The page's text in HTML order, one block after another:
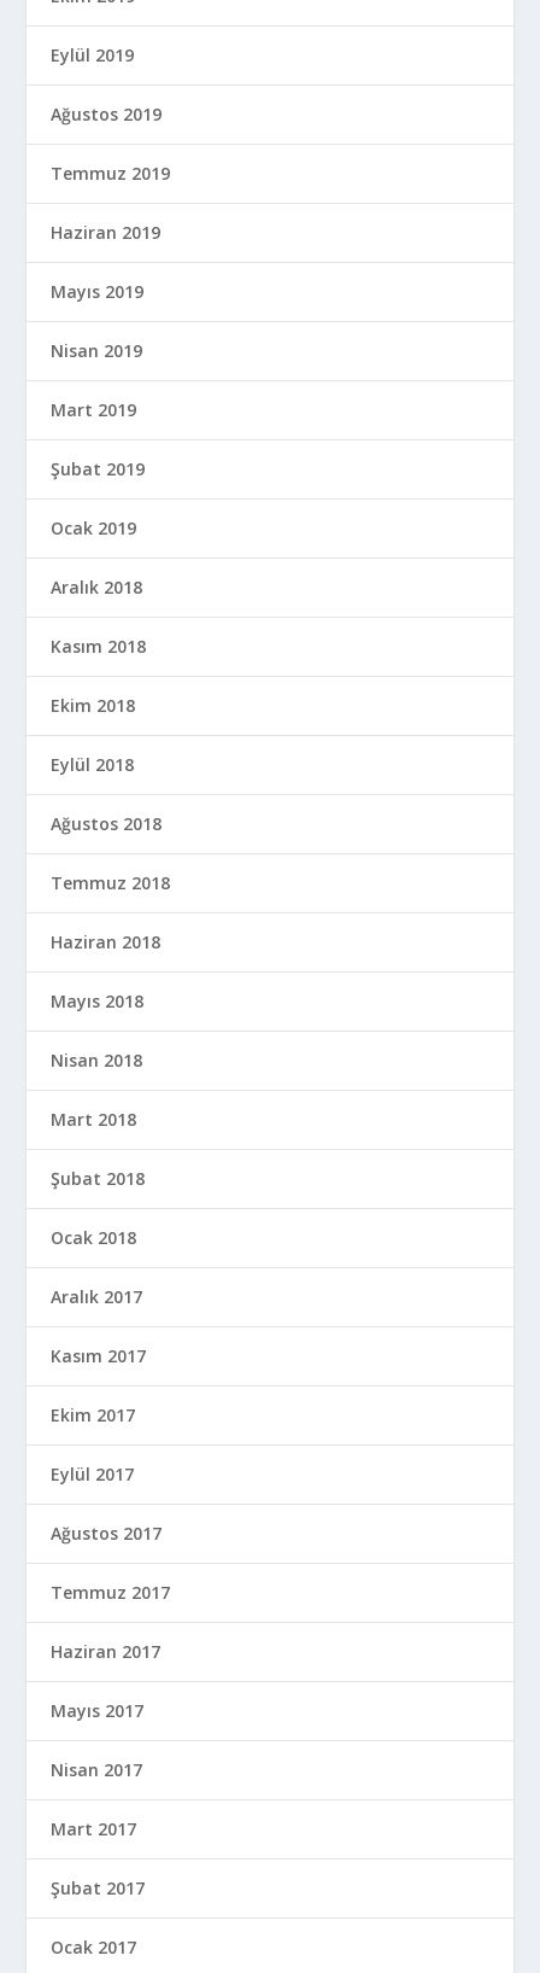
Eylül 2019
Ağustos 2019
Temmuz 2019
Haziran 2019
Mayıs 2019
Nisan 2019
Mart 2019
Şubat 2019
Ocak 2019
Aralık 2018
Kasım 2018
Ekim 2018
Eylül 2018
Ağustos 2018
Temmuz 2018
Haziran 2018
Mayıs 2018
Nisan 2018
Mart 2018
Şubat 2018
Ocak 2018
Aralık 2017
Kasım 2017
Ekim 2017
Eylül 2017
Ağustos 2017
Temmuz 2017
Haziran 2017
Mayıs 2017
Nisan 2017
Mart 2017
Şubat 2017
Ocak 2017